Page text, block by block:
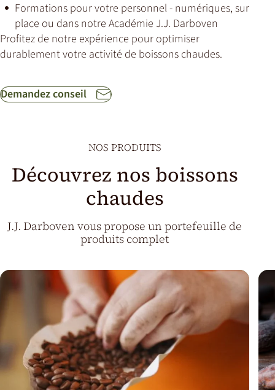
Formations pour votre personnel - numériques, sur
place ou dans notre Académie J.J. Darboven
Profitez de notre expérience pour optimiser
durablement votre activité de boissons chaudes.
Demandez conseil
NOS PRODUITS
Découvrez nos boissons
chaudes
J.J. Darboven vous propose un portefeuille de
produits complet